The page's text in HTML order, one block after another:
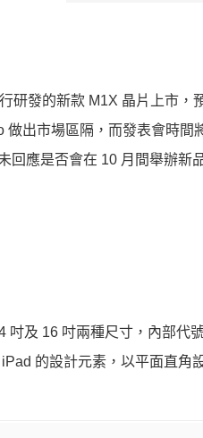
研發的新款 M1X 晶片上市，
出市場區隔，而發表會時
回應是否會在 10 月間舉辦新
及 16 吋兩種尺寸，內部代
的設計元素，以平面直角